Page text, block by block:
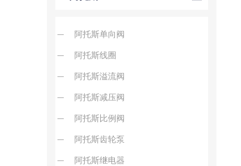
阿托斯单向阀
阿托斯线圈
阿托斯溢流阀
阿托斯减压阀
阿托斯比例阀
阿托斯齿轮泵
阿托斯继电器